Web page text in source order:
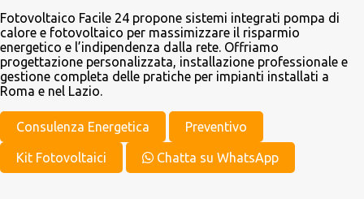
Fotovoltaico Facile 24 propone sistemi integrati pompa di
calore e fotovoltaico per massimizzare il risparmio
energetico e l’indipendenza dalla rete. Offriamo
progettazione personalizzata, installazione professionale e
gestione completa delle pratiche per impianti installati a
Roma e nel Lazio.
Consulenza Energetica Preventivo
Kit Fotovoltaici Chatta su WhatsApp